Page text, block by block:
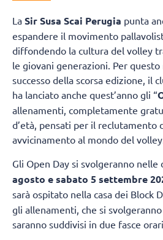
La Sir Susa Scai Perugia punta
espandere il movimento
diffondendo la cultura del volley
le giovani generazioni. Per
successo della scorsa edizione, il
ha lanciato anche quest’anno gli “
allenamenti, completamente
d’età, pensati per il reclutamento
avvicinamento al mondo del
Gli Open Day si svolgeranno nelle
agosto e sabato 5 settembre
sarà ospitato nella casa dei Block
gli allenamenti, che si
saranno suddivisi in due fasce